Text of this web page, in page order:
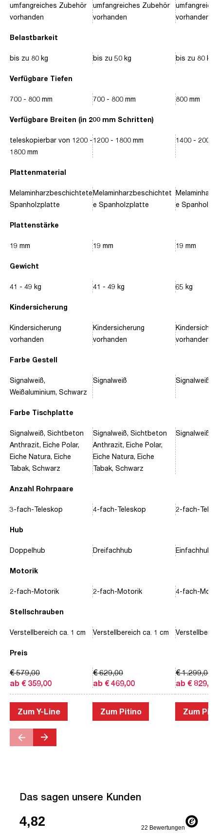
Belastbarkeit
Verfügbare Tiefen
Verfügbare Breiten (in 200 mm Schritten)
Plattenmaterial
Plattenstärke
Gewicht
Kindersicherung
Farbe Gestell
Farbe Tischplatte
Anzahl Rohrpaare
Hub
Motorik
Stellschrauben
Preis
umfangreiches Zubehör
vorhanden
bis zu 80 kg
700 - 800 mm
teleskopierbar von 1200 -
1800 mm
Melaminharzbeschichtete
Spanholzplatte
19 mm
41 - 49 kg
Kindersicherung
vorhanden
Signalweiß,
Weißaluminium, Schwarz
Signalweiß, Sichtbeton
Anthrazit, Eiche Polar,
Eiche Natura, Eiche
Tabak, Schwarz
3-fach-Teleskop
Doppelhub
2-fach-Motorik
Verstellbereich ca. 1 cm
ab € 359,00
€ 579,00
Zum Y-Line
umfangreiches Zubehör
vorhanden
bis zu 50 kg
700 - 800 mm
1200 - 1800 mm
Melaminharzbeschichtet
e Spanholzplatte
19 mm
41 - 49 kg
Kindersicherung
vorhanden
Signalweiß
Signalweiß, Sichtbeton
Anthrazit, Eiche Polar,
Eiche Natura, Eiche
Tabak, Schwarz
4-fach-Teleskop
Dreifachhub
2-fach-Motorik
Verstellbereich ca. 1 cm
ab € 469,00
€ 629,00
Zum Pitino
vorhanden
bis zu 80 kg
800 mm
1400 - 2000
e
19 mm
65 kg
vorhanden
Signalweiß,
Signalweiß,
2-fach-
Einfachhub
4-fach-
ab € 829,00
€ 1.299,00
Zum
Das sagen unsere Kunden